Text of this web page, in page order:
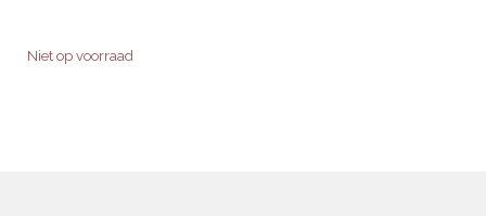
Niet op voorraad